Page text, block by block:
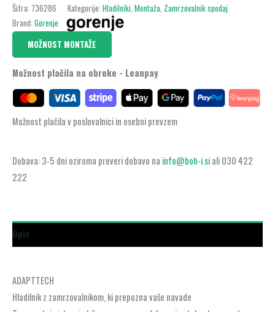
Šifra: 736286 Kategorije: Hladilniki, Montaža, Zamrzovalnik spodaj
Brand: Gorenje
MOŽNOST MONTAŽE
Možnost plačila na obroke - Leanpay
Možnost plačila v poslovalnici in osebni prevzem
Dobava: 3-5 dni oziroma preveri dobavo na info@boh-i.siali 030 422
222
Opis
ADAPTTECH
Hladilnik z zamrzovalnikom, ki prepozna vaše navade